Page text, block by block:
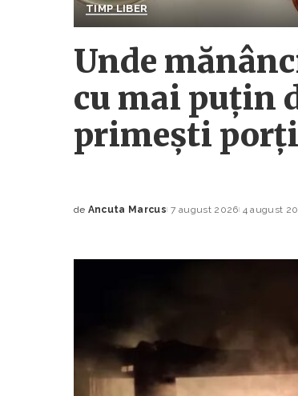
TIMP LIBER
Unde
cu mai puțin
primești
Posted
de Ancuta Marcus 7 august 2026 4 august